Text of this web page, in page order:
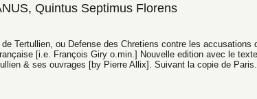
Quintus Septimus Florens
Tertullien, ou Defense des Chretiens contre les
[i.e. François Giry o.min.] Nouvelle edition avec le
& ses ouvrages [by Pierre Allix]. Suivant la copie de Paris.